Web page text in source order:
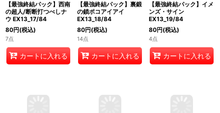
【最強終結パック】西南
の超人/断断打つべしナ
ウ EX13_17/84
80円(税込)
7点
【最強終結パック】裏鍛
の鎖ポコアイアイ
EX13_18/84
80円(税込)
14点
【最強終結パック】イメ
ンズ・サイン
EX13_19/84
80円 (税込)
4点